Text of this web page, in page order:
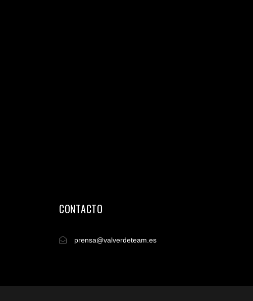
CONTACTO
prensa@valverdeteam.es